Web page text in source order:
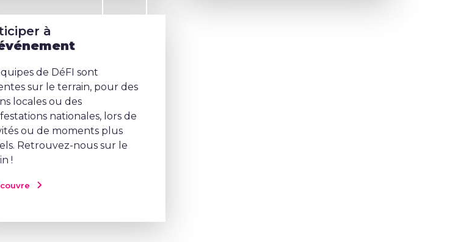
à
de DéFI sont
sur le terrain, pour des
locales ou des
nationales, lors de
ou de moments plus
Retrouvez-nous sur le
!